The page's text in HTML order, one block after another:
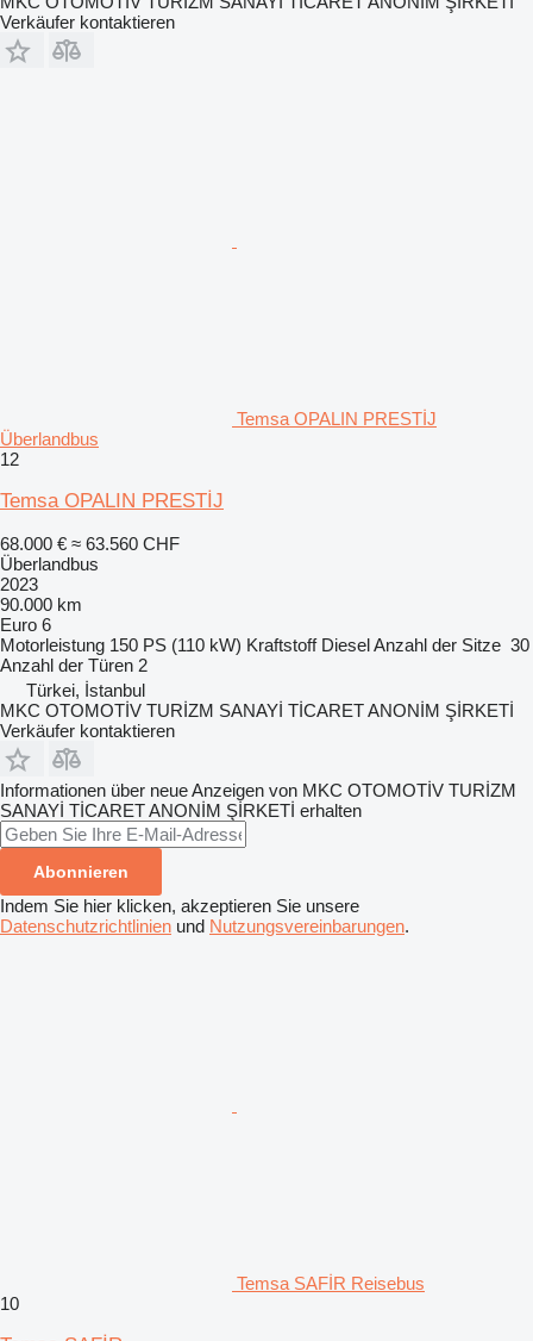
Verkäufer kontaktieren
Temsa OPALIN PRESTİJ
Überlandbus
12
Temsa OPALIN PRESTİJ
68.000 € ≈ 63.560 CHF
Überlandbus
2023
90.000 km
Euro 6
Motorleistung 150 PS (110 kW) Kraftstoff DieselAnzahl der Sitze 30
Anzahl der Türen 2
Türkei, İstanbul
MKC OTOMOTİV TURİZM SANAYİ TİCARET ANONİM ŞİRKETİ
Verkäufer kontaktieren
Informationen über neue Anzeigen von MKC OTOMOTİV TURİZM
SANAYİ TİCARET ANONİM ŞİRKETİ erhalten
Abonnieren
Indem Sie hier klicken, akzeptieren Sie unsere
Datenschutzrichtlinien und Nutzungsvereinbarungen.
Temsa SAFİR Reisebus
10